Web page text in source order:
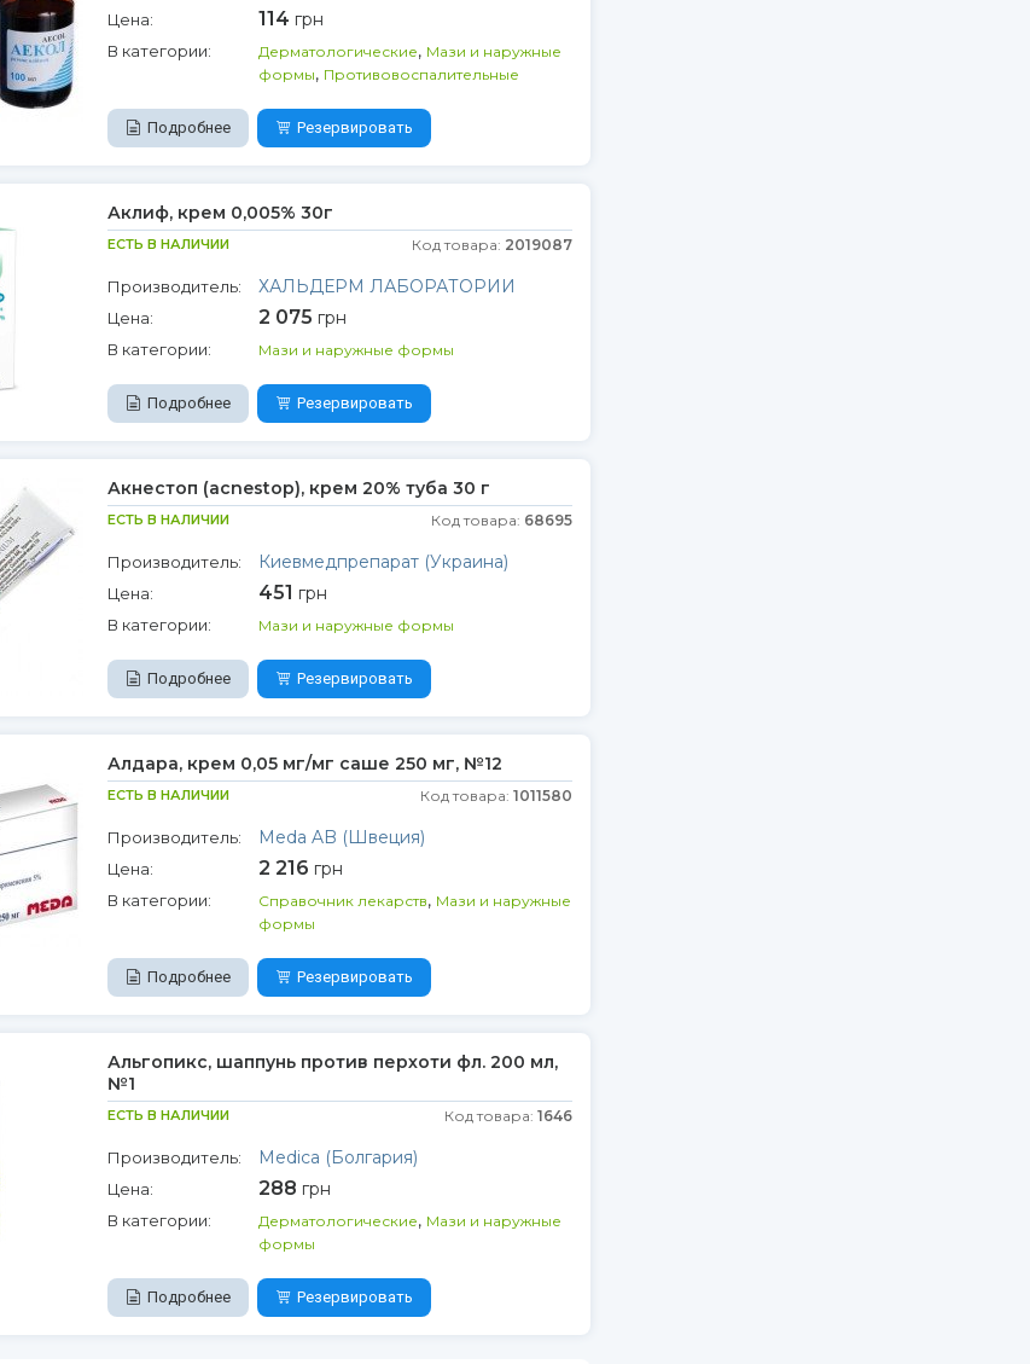
Цена: 114 грн
В категории: Дерматологические, Мази и наружные
формы, Противовоспалительные
Подробнее Резервировать
Аклиф, крем 0,005% 30г
ЕСТЬ В НАЛИЧИИ Код товара: 2019087
Производитель: ХАЛЬДЕРМ ЛАБОРАТОРИИ
Цена: 2 075 грн
В категории: Мази и наружные формы
Подробнее Резервировать
Акнестоп (acnestop), крем 20% туба 30 г
ЕСТЬ В НАЛИЧИИ Код товара: 68695
Производитель: Киевмедпрепарат (Украина)
Цена: 451 грн
В категории: Мази и наружные формы
Подробнее Резервировать
Алдара, крем 0,05 мг/мг саше 250 мг, №12
ЕСТЬ В НАЛИЧИИ Код товара: 1011580
Производитель: Meda AB (Швеция)
Цена: 2 216 грн
В категории: Справочник лекарств, Мази и наружные
формы
Подробнее Резервировать
Альгопикс, шаппунь против перхоти фл. 200 мл,
№1
ЕСТЬ В НАЛИЧИИ Код товара: 1646
Производитель: Medica (Болгария)
Цена: 288 грн
В категории: Дерматологические, Мази и наружные
формы
Подробнее Резервировать